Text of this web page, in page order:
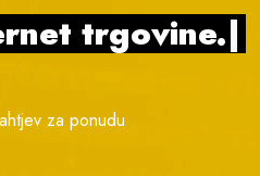
trgovine.|
za ponudu